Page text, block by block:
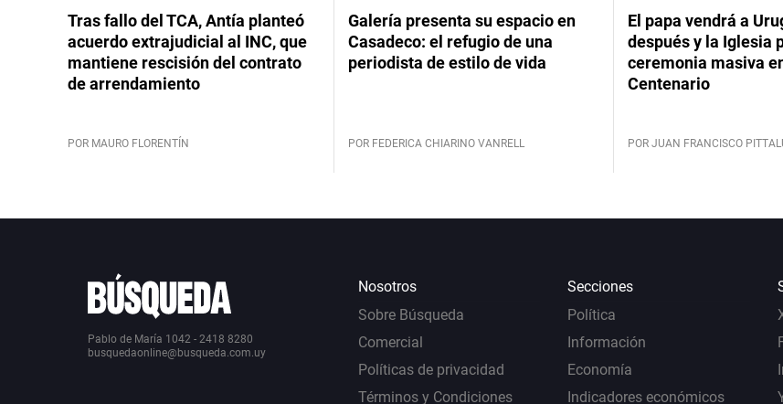
Tras fallo del TCA, Antía planteó
acuerdo extrajudicial al INC, que
mantiene rescisión del contrato
de arrendamiento
POR MAURO FLORENTÍN
Galería presenta su espacio en
Casadeco: el refugio de una
periodista de estilo de vida
POR FEDERICA CHIARINO VANRELL
El papa vendrá a
después y la Iglesia
ceremonia masiva
Centenario
POR JUAN FRANCISCO
Pablo de María 1042 - 2418 8280
busquedaonline@busqueda.com.uy
Nosotros
Sobre Búsqueda
Comercial
Políticas de privacidad
Términos y Condiciones
Secciones
Política
Información
Economía
Indicadores económicos